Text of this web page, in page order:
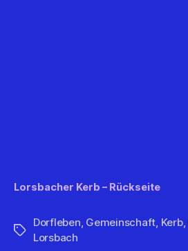
Lorsbacher Kerb – Rückseite
Schlagwörter
Dorfleben Gemeinschaft Kerb,
Lorsbach